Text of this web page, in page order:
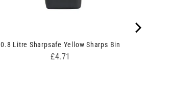
0.8 Litre Sharpsafe Yellow Sharps Bin
Price
£4.71